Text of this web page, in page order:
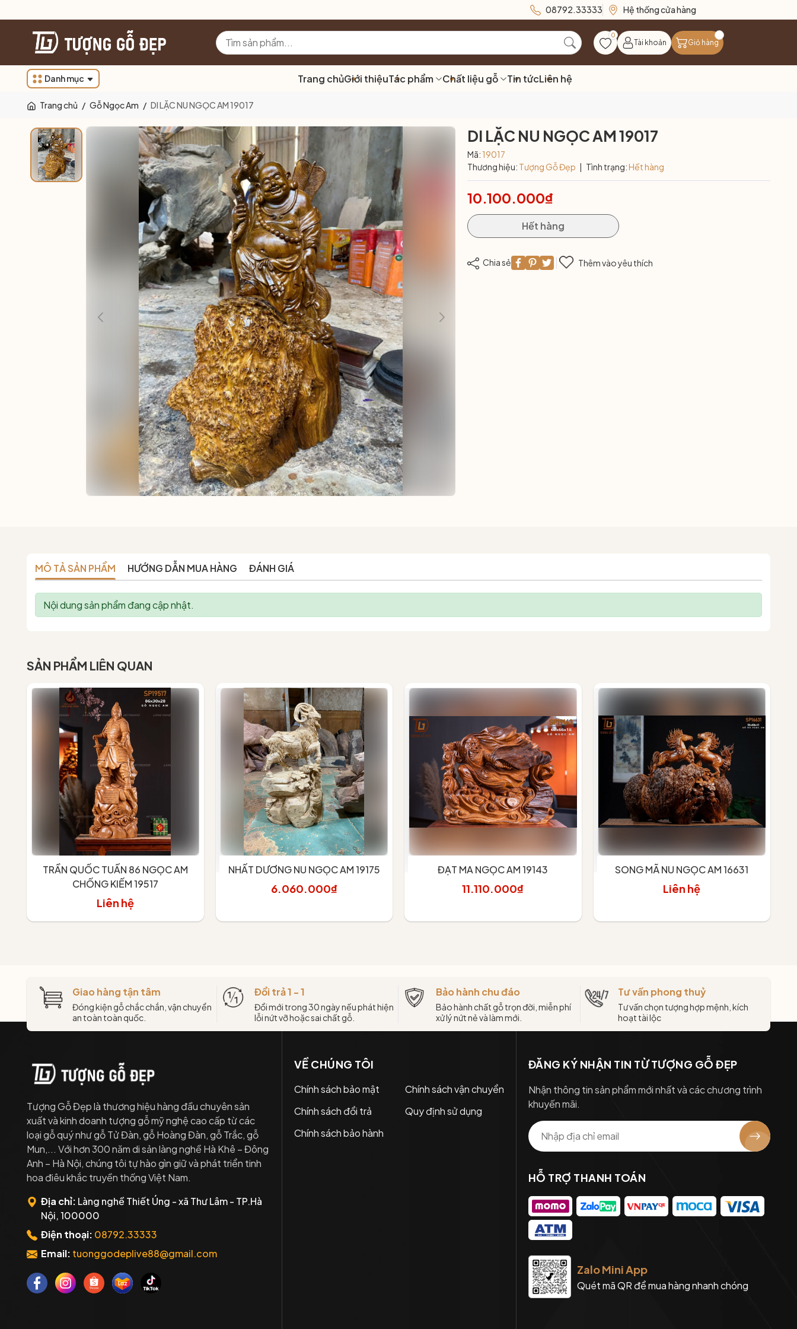
08792.33333 Hệ thống cửa hàng
0
Tài khoản Giỏ hàng
Danh mục Trang chủGiới thiệuTác phẩm Chất liệu gỗ Tin tứcLiên hệ
Trang chủ / Gỗ Ngọc Am / DI LẶC NU NGỌC AM 19017
DI LẶC NU NGỌC AM 19017
Mã: 19017
Thương hiệu: Tượng Gỗ Đẹp Tình trạng:Hết hàng
10.100.000₫
Hết hàng
Chia sẻ Thêm vào yêu thích
MÔ TẢ SẢN PHẨM HƯỚNG DẪN MUA HÀNG ĐÁNH GIÁ
Nội dung sản phẩm đang cập nhật.
SẢN PHẨM LIÊN QUAN
TRẦN QUỐC TUẤN 86 NGỌC AM
CHỐNG KIẾM 19517
Liên hệ
NHẤT DƯƠNG NU NGỌC AM 19175
6.060.000₫
ĐẠT MA NGỌC AM 19143
11.110.000₫
SONG MÃ NU NGỌC AM 16631
Liên hệ
Giao hàng tận tâm
Đóng kiện gỗ chắc chắn, vận chuyển
an toàn toàn quốc.
Đổi trả 1 - 1
Đổi mới trong 30 ngày nếu phát hiện
lỗi nứt vỡ hoặc sai chất gỗ.
Bảo hành chu đáo
Bảo hành chất gỗ trọn đời, miễn phí
xử lý nứt nẻ và làm mới.
Tư vấn phong thuỷ
Tư vấn chọn tượng hợp mệnh, kích
hoạt tài lộc
Tượng Gỗ Đẹp là thương hiệu hàng đầu chuyên sản
xuất và kinh doanh tượng gỗ mỹ nghệ cao cấp từ các
loại gỗ quý như gỗ Tử Đàn, gỗ Hoàng Đàn, gỗ Trắc, gỗ
Mun,... Với hơn 300 năm di sản làng nghề Hà Khê – Đông
Anh – Hà Nội, chúng tôi tự hào gìn giữ và phát triển tinh
hoa điêu khắc truyền thống Việt Nam.
Địa chỉ: Làng nghề Thiết Úng - xã Thư Lâm - TP.Hà
Nội, 100000
Điện thoại: 08792.33333
Email: tuonggodeplive88@gmail.com
VỀ CHÚNG TÔI
Chính sách bảo mật
Chính sách vận chuyển
Chính sách đổi trả
Quy định sử dụng
Chính sách bảo hành
ĐĂNG KÝ NHẬN TIN TỪ TƯỢNG GỖ ĐẸP
Nhận thông tin sản phẩm mới nhất và các chương trình
khuyến mãi.
HỖ TRỢ THANH TOÁN
Zalo Mini App
Quét mã QR để mua hàng nhanh chóng